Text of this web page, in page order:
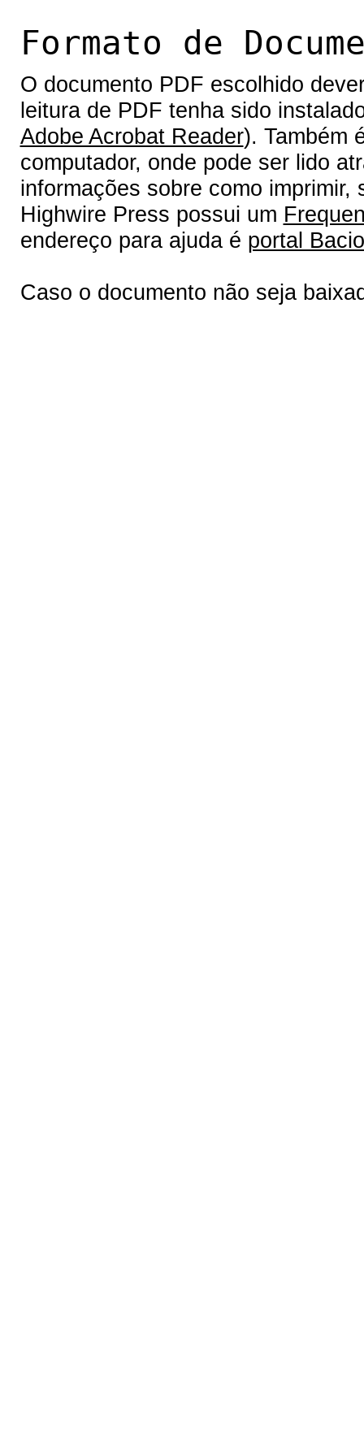
Formato de
O documento PDF escolhido
leitura de PDF tenha sido
Adobe Acrobat Reader). Também
computador, onde pode ser lido
informações sobre como
Highwire Press possui um
endereço para ajuda é portal
Caso o documento não seja